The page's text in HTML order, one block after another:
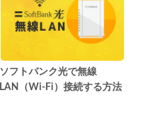
ソフトバンク光で無線
LAN（Wi-Fi）接続する方法